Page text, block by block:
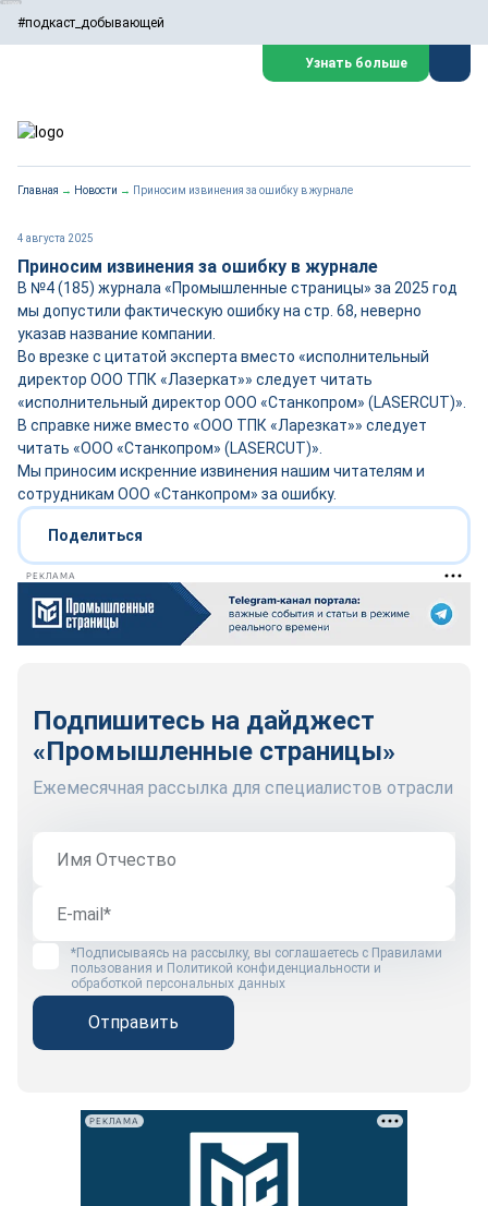
#подкаст_добывающей
Узнать больше
Главная → Новости → Приносим извинения за ошибку в журнале
4 августа 2025
Приносим извинения за ошибку в журнале
В №4 (185) журнала «Промышленные страницы» за 2025 год
мы допустили фактическую ошибку на стр. 68, неверно
указав название компании.
Во врезке с цитатой эксперта вместо «исполнительный
директор ООО ТПК «Лазеркат»» следует читать
«исполнительный директор ООО «Станкопром» (LASERCUT)».
В справке ниже вместо «ООО ТПК «Ларезкат»» следует
читать «ООО «Станкопром» (LASERCUT)».
Мы приносим искренние извинения нашим читателям и
сотрудникам ООО «Станкопром» за ошибку.
Поделиться
РЕКЛАМА
Подпишитесь на дайджест
«Промышленные страницы»
Ежемесячная рассылка для специалистов отрасли
*Подписываясь на рассылку, вы соглашаетесь с Правилами
пользования и Политикой конфиденциальности и
обработкой персональных данных
Отправить
РЕКЛАМА